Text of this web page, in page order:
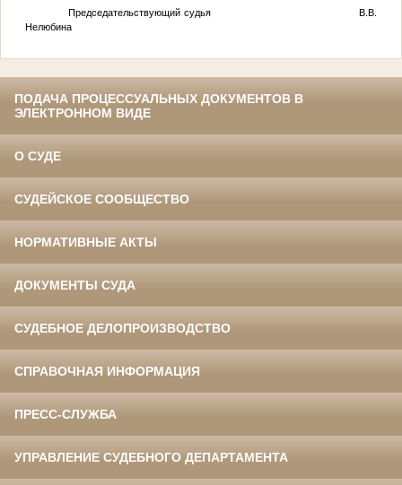
Председательствующий судья В.В.
Нелюбина
ПОДАЧА ПРОЦЕССУАЛЬНЫХ ДОКУМЕНТОВ В
ЭЛЕКТРОННОМ ВИДЕ
О СУДЕ
СУДЕЙСКОЕ СООБЩЕСТВО
НОРМАТИВНЫЕ АКТЫ
ДОКУМЕНТЫ СУДА
СУДЕБНОЕ ДЕЛОПРОИЗВОДСТВО
СПРАВОЧНАЯ ИНФОРМАЦИЯ
ПРЕСС-СЛУЖБА
УПРАВЛЕНИЕ СУДЕБНОГО ДЕПАРТАМЕНТА